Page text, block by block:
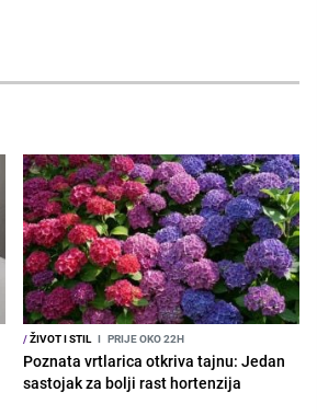
/ŽIVOT I STIL I PRIJE OKO 22H
Poznata vrtlarica otkriva tajnu: Jedan
sastojak za bolji rast hortenzija